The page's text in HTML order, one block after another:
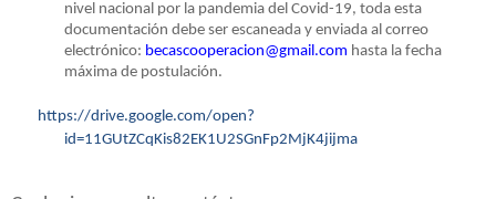
nivel nacional por la pandemia del Covid-19, toda esta
documentación debe ser escaneada y enviada al correo
electrónico: becascooperacion@gmail.com hasta la fecha
máxima de postulación.
https://drive.google.com/open?
id=11GUtZCqKis82EK1U2SGnFp2MjK4jijma